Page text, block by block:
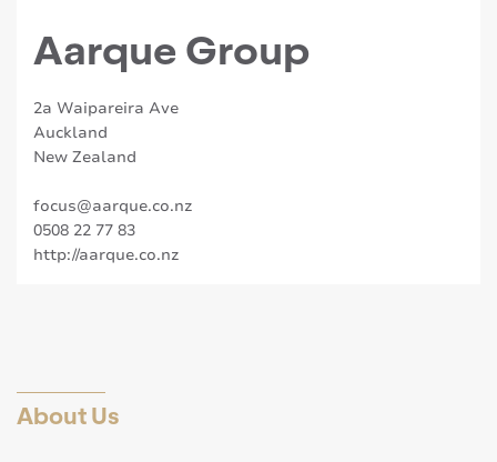
Aarque Group
2a Waipareira Ave
Auckland
New Zealand
focus@aarque.co.nz
0508 22 77 83
http://aarque.co.nz
About Us